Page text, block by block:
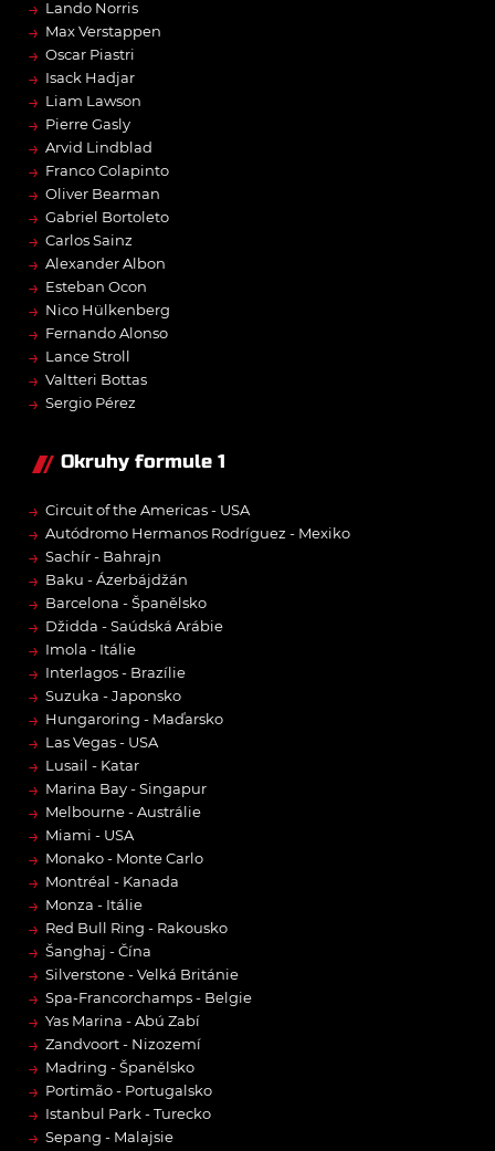
→ Lando Norris
→ Max Verstappen
→ Oscar Piastri
→ Isack Hadjar
→ Liam Lawson
→ Pierre Gasly
→ Arvid Lindblad
→ Franco Colapinto
→ Oliver Bearman
→ Gabriel Bortoleto
→ Carlos Sainz
→ Alexander Albon
→ Esteban Ocon
→ Nico Hülkenberg
→ Fernando Alonso
→ Lance Stroll
→ Valtteri Bottas
→ Sergio Pérez
Okruhy formule 1
→ Circuit of the Americas - USA
→ Autódromo Hermanos Rodríguez - Mexiko
→ Sachír - Bahrajn
→ Baku - Ázerbájdžán
→ Barcelona - Španělsko
→ Džidda - Saúdská Arábie
→ Imola - Itálie
→ Interlagos - Brazílie
→ Suzuka - Japonsko
→ Hungaroring - Maďarsko
→ Las Vegas - USA
→ Lusail - Katar
→ Marina Bay - Singapur
→ Melbourne - Austrálie
→ Miami - USA
→ Monako - Monte Carlo
→ Montréal - Kanada
→ Monza - Itálie
→ Red Bull Ring - Rakousko
→ Šanghaj - Čína
→ Silverstone - Velká Británie
→ Spa-Francorchamps - Belgie
→ Yas Marina - Abú Zabí
→ Zandvoort - Nizozemí
→ Madring - Španělsko
→ Portimão - Portugalsko
→ Istanbul Park - Turecko
→ Sepang - Malajsie